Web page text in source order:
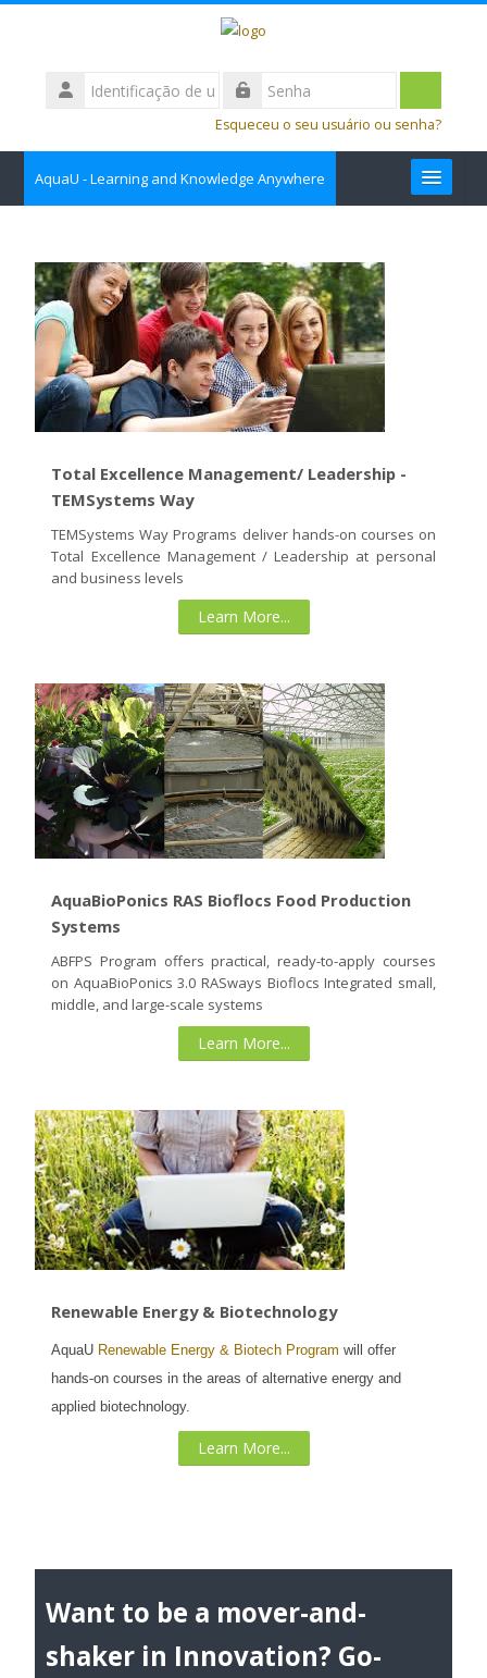
Identificação
de
Acessar
Esqueceu o seu usuário ou senha?
AquaU - Learning and Knowledge Anywhere
Contact us
Course Catalog
Português - Brasil ‎(pt_br)‎
Total Excellence Management/ Leadership -
TEMSystems Way
TEMSystems Way Programs deliver hands-on courses on
Total Excellence Management / Leadership at personal
and business levels
Learn More...
AquaBioPonics RAS Bioflocs Food Production
Systems
ABFPS Program offers practical, ready-to-apply courses
on AquaBioPonics 3.0 RASways Bioflocs Integrated small,
middle, and large-scale systems
Learn More...
Renewable Energy & Biotechnology
AquaU Renewable Energy & Biotech Program will offer
hands-on courses in the areas of alternative energy and
applied biotechnology.
Learn More...
Want to be a mover-and-
shaker in Innovation? Go-